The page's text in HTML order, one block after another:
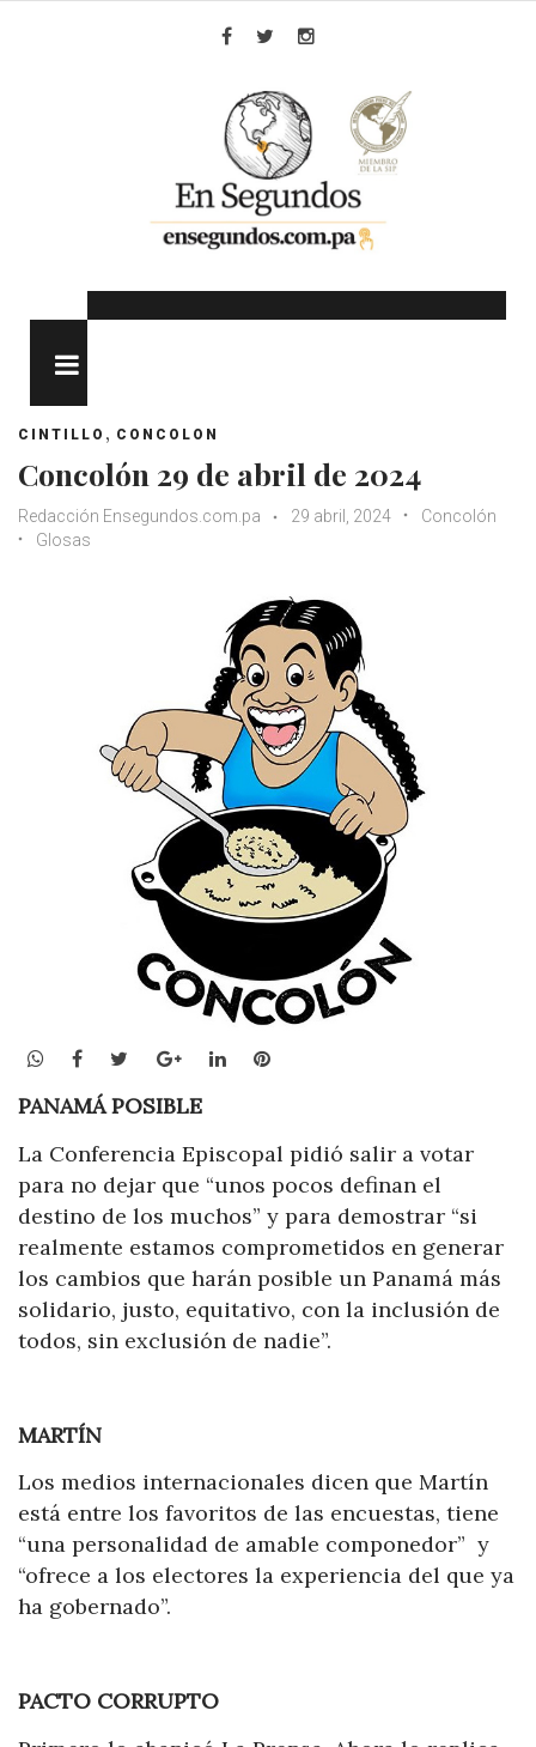
CINTILLO , CONCOLON
Concolón 29 de abril de 2024
Redacción Ensegundos.com.pa 29 abril, 2024
Concolón
Glosas
WhatsApp
Facebook
TwitterGoogle+LinkedInPinterest
PANAMÁ POSIBLE
La Conferencia Episcopal pidió salir a votar
para no dejar que “unos pocos definan el
destino de los muchos” y para demostrar “si
realmente estamos comprometidos en generar
los cambios que harán posible un Panamá más
solidario, justo, equitativo, con la inclusión de
todos, sin exclusión de nadie”.
MARTÍN
Los medios internacionales dicen que Martín
está entre los favoritos de las encuestas, tiene
“una personalidad de amable componedor” y
“ofrece a los electores la experiencia del que ya
ha gobernado”.
PACTO CORRUPTO